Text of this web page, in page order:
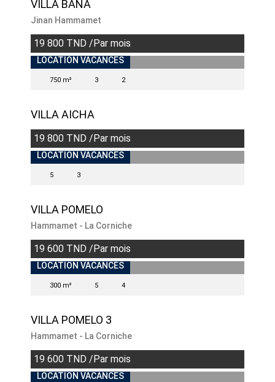
VILLA BANA
Jinan Hammamet
19 800 TND /Par mois
LOCATION VACANCES
750 m² 3 2
VILLA AICHA
19 800 TND /Par mois
INDISPONIBLE
LOCATION VACANCES
5 3
VILLA POMELO
Hammamet - La Corniche
19 600 TND /Par mois
INDISPONIBLE
LOCATION VACANCES
300 m² 5 4
VILLA POMELO 3
Hammamet - La Corniche
19 600 TND /Par mois
LOCATION VACANCES